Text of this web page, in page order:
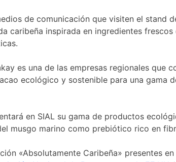
de comunicación que visiten el
caribeña inspirada en ingredientes
es una de las empresas regionales que
ecológico y sostenible para una
en SIAL su gama de productos
musgo marino como prebiótico rico en
«Absolutamente Caribeña» presentes